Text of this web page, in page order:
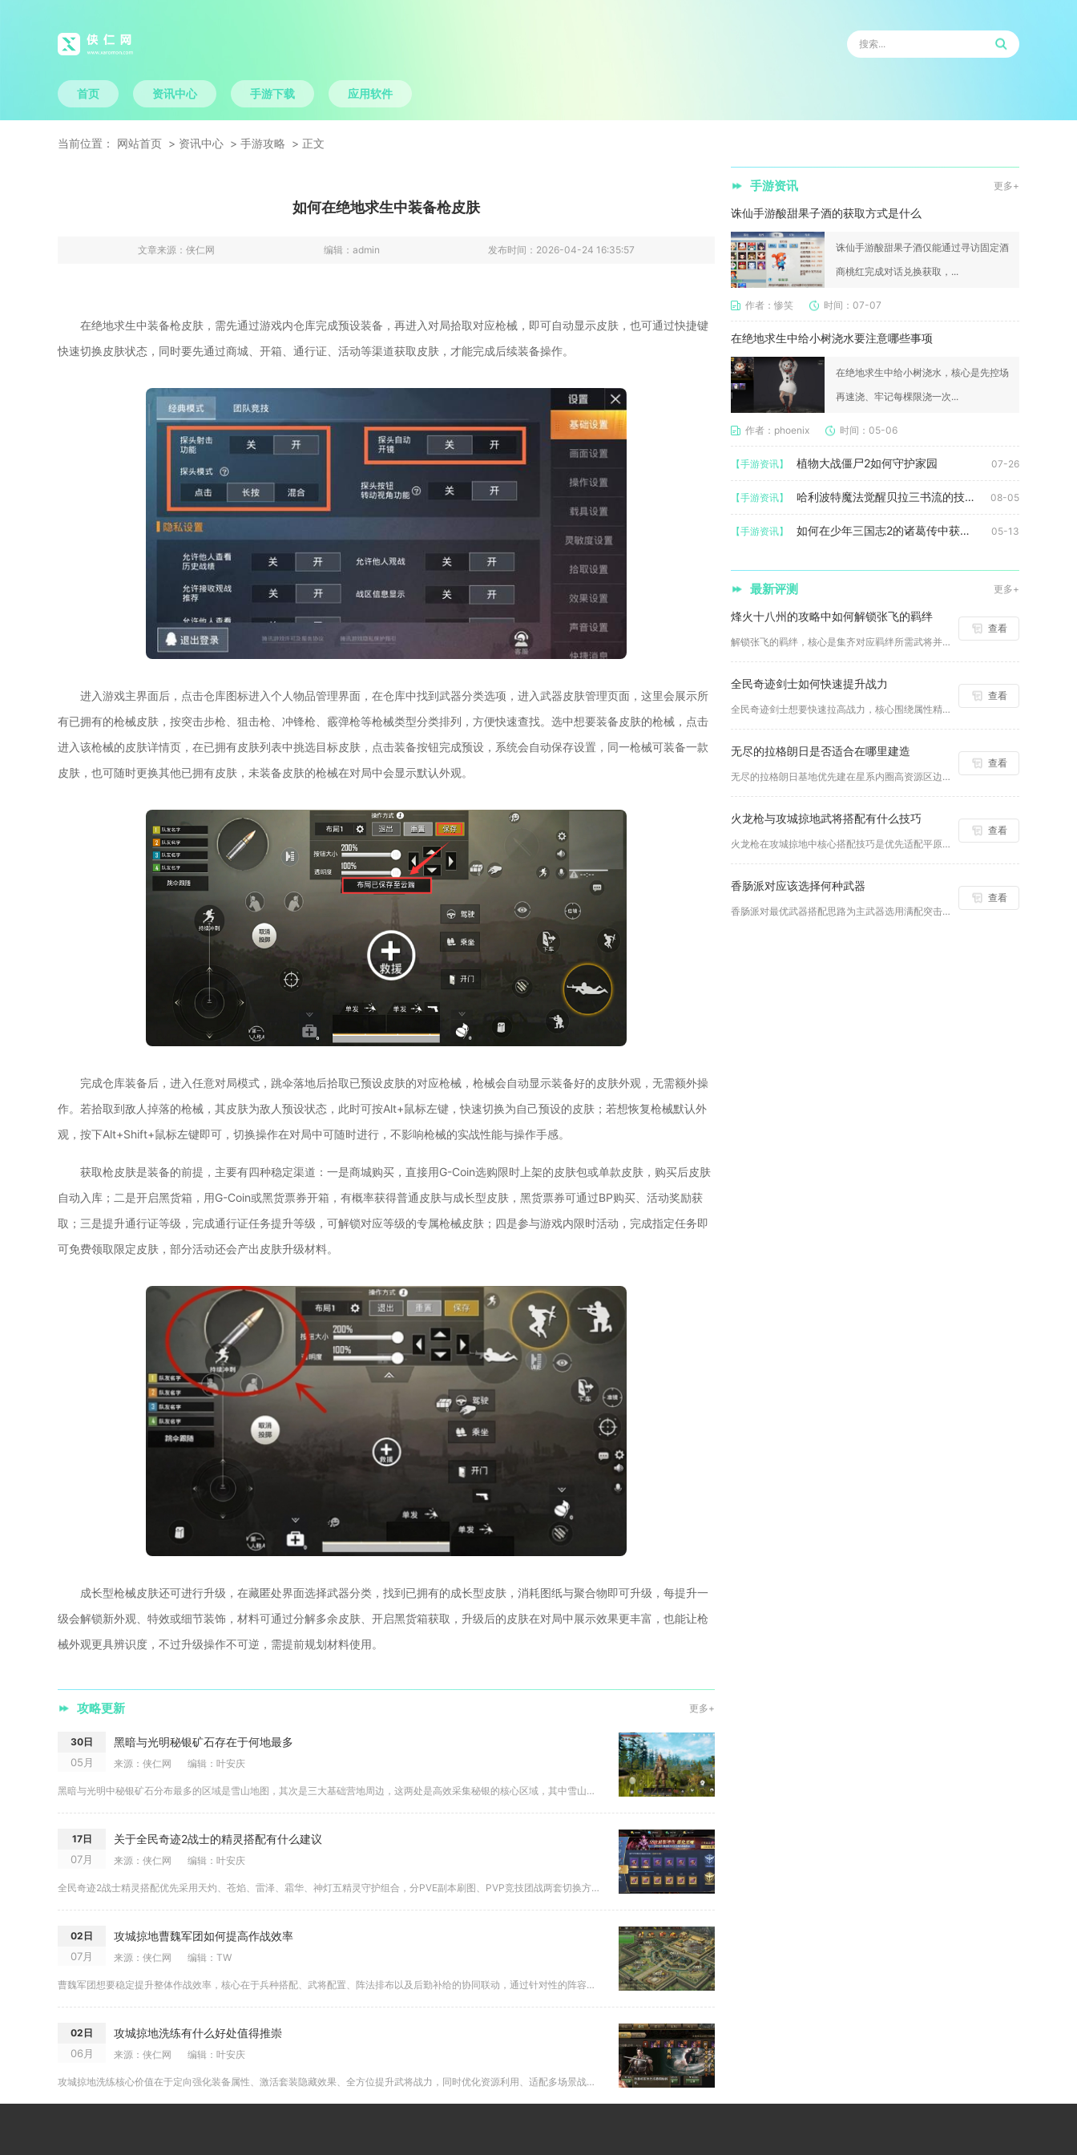
首页 资讯中心 手游下载 应用软件
当前位置： 网站首页 资讯中心 手游攻略 正文
如何在绝地求生中装备枪皮肤
文章来源： 侠仁网 编辑： admin 发布时间： 2026-04-24 16:35:57
在绝地求生中装备枪皮肤，需先通过游戏内仓库完成预设装备，再进入对局拾取对应枪械，即可自动显示皮肤，也可通过快捷键
快速切换皮肤状态，同时要先通过商城、开箱、通行证、活动等渠道获取皮肤，才能完成后续装备操作。
进入游戏主界面后，点击仓库图标进入个人物品管理界面，在仓库中找到武器分类选项，进入武器皮肤管理页面，这里会展示所
有已拥有的枪械皮肤，按突击步枪、狙击枪、冲锋枪、霰弹枪等枪械类型分类排列，方便快速查找。选中想要装备皮肤的枪械，点击
进入该枪械的皮肤详情页，在已拥有皮肤列表中挑选目标皮肤，点击装备按钮完成预设，系统会自动保存设置，同一枪械可装备一款
皮肤，也可随时更换其他已拥有皮肤，未装备皮肤的枪械在对局中会显示默认外观。
完成仓库装备后，进入任意对局模式，跳伞落地后拾取已预设皮肤的对应枪械，枪械会自动显示装备好的皮肤外观，无需额外操
作。若拾取到敌人掉落的枪械，其皮肤为敌人预设状态，此时可按Alt+鼠标左键，快速切换为自己预设的皮肤；若想恢复枪械默认外
观，按下Alt+Shift+鼠标左键即可，切换操作在对局中可随时进行，不影响枪械的实战性能与操作手感。
获取枪皮肤是装备的前提，主要有四种稳定渠道：一是商城购买，直接用G-Coin选购限时上架的皮肤包或单款皮肤，购买后皮肤
自动入库；二是开启黑货箱，用G-Coin或黑货票券开箱，有概率获得普通皮肤与成长型皮肤，黑货票券可通过BP购买、活动奖励获
取；三是提升通行证等级，完成通行证任务提升等级，可解锁对应等级的专属枪械皮肤；四是参与游戏内限时活动，完成指定任务即
可免费领取限定皮肤，部分活动还会产出皮肤升级材料。
成长型枪械皮肤还可进行升级，在藏匿处界面选择武器分类，找到已拥有的成长型皮肤，消耗图纸与聚合物即可升级，每提升一
级会解锁新外观、特效或细节装饰，材料可通过分解多余皮肤、开启黑货箱获取，升级后的皮肤在对局中展示效果更丰富，也能让枪
械外观更具辨识度，不过升级操作不可逆，需提前规划材料使用。
攻略更新 更多+
30日
05月
黑暗与光明秘银矿石存在于何地最多
来源：侠仁网 编辑：叶安庆
黑暗与光明中秘银矿石分布最多的区域是雪山地图，其次是三大基础营地周边，这两处是高效采集秘银的核心区域，其中雪山的矿点密度...
17日
07月
关于全民奇迹2战士的精灵搭配有什么建议
来源：侠仁网 编辑：叶安庆
全民奇迹2战士精灵搭配优先采用天灼、苍焰、雷泽、霜华、神灯五精灵守护组合，分PVE副本刷图、PVP竞技团战两套切换方案，...
02日
07月
攻城掠地曹魏军团如何提高作战效率
来源：侠仁网 编辑：TW
曹魏军团想要稳定提升整体作战效率，核心在于兵种搭配、武将配置、阵法排布以及后勤补给的协同联动，通过针对性的阵容调整与战前...
02日
06月
攻城掠地洗练有什么好处值得推崇
来源：侠仁网 编辑：叶安庆
攻城掠地洗练核心价值在于定向强化装备属性、激活套装隐藏效果、全方位提升武将战力，同时优化资源利用、适配多场景战斗，是中后...
手游资讯 更多+
诛仙手游酸甜果子酒的获取方式是什么
诛仙手游酸甜果子酒仅能通过寻访固定酒
商桃红完成对话兑换获取，...
作者：惨笑 时间：07-07
在绝地求生中给小树浇水要注意哪些事项
在绝地求生中给小树浇水，核心是先控场
再速浇、牢记每棵限浇一次...
作者：phoenix 时间：05-06
【手游资讯】 植物大战僵尸2如何守护家园 07-26
【手游资讯】 哈利波特魔法觉醒贝拉三书流的技术要求如何 08-05
【手游资讯】 如何在少年三国志2的诸葛传中获得高分 05-13
最新评测 更多+
烽火十八州的攻略中如何解锁张飞的羁绊
解锁张飞的羁绊，核心是集齐对应羁绊所需武将并激活持有状态，无...
查看
全民奇迹剑士如何快速提升战力
全民奇迹剑士想要快速拉高战力，核心围绕属性精准加点、装备深度...
查看
无尽的拉格朗日是否适合在哪里建造
无尽的拉格朗日基地优先建在星系内圈高资源区边缘、雾区附近或小...
查看
火龙枪与攻城掠地武将搭配有什么技巧
火龙枪在攻城掠地中核心搭配技巧是优先适配平原骑兵武将、强化战...
查看
香肠派对应该选择何种武器
香肠派对最优武器搭配思路为主武器选用满配突击步枪覆盖中远距离...
查看